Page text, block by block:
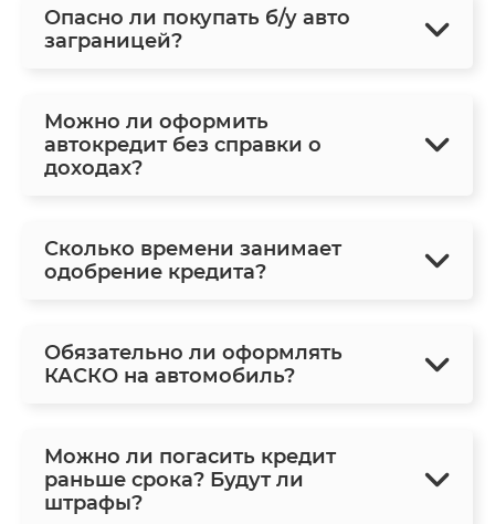
Опасно ли покупать б/у авто
заграницей?
Можно ли оформить
автокредит без справки о
доходах?
Сколько времени занимает
одобрение кредита?
Обязательно ли оформлять
КАСКО на автомобиль?
Можно ли погасить кредит
раньше срока? Будут ли
штрафы?